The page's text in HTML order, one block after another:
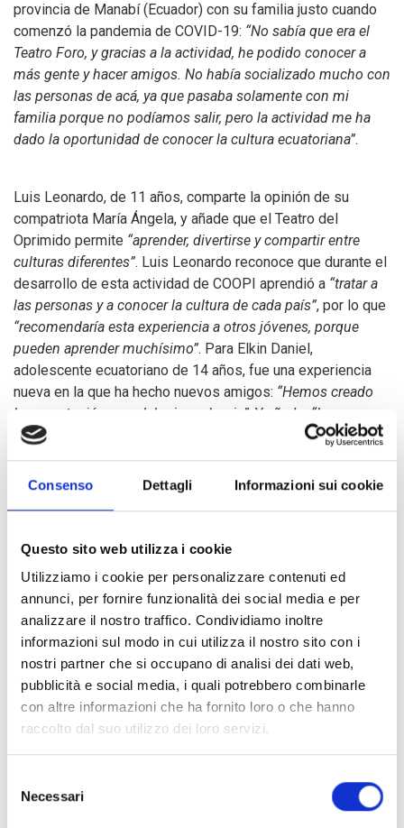
Consenso Dettagli Informazioni sui cookie
Questo sito web utilizza i cookie
Utilizziamo i cookie per personalizzare contenuti ed
annunci, per fornire funzionalità dei social media e per
analizzare il nostro traffico. Condividiamo inoltre
informazioni sul modo in cui utilizza il nostro sito con i
nostri partner che si occupano di analisi dei dati web,
pubblicità e social media, i quali potrebbero combinarle
con altre informazioni che ha fornito loro o che hanno
raccolto dal suo utilizzo dei loro servizi.
delNecessari
provincia de Manabí (Ecuador) con su familia justo cuando
comenzó la pandemia de COVID-19: “No sabía que era el
Teatro Foro, y gracias a la actividad, he podido conocer a
más gente y hacer amigos. No había socializado mucho con
las personas de acá, ya que pasaba solamente con mi
familia porque no podíamos salir, pero la actividad me ha
dado la oportunidad de conocer la cultura ecuatoriana”.
Luis Leonardo, de 11 años, comparte la opinión de su
compatriota María Ángela, y añade que el Teatro del
Oprimido permite “aprender, divertirse y compartir entre
culturas diferentes”. Luis Leonardo reconoce que durante el
desarrollo de esta actividad de COOPI aprendió a “tratar a
las personas y a conocer la cultura de cada país”, por lo que
“recomendaría esta experiencia a otros jóvenes, porque
pueden aprender muchísimo”. Para Elkin Daniel,
adolescente ecuatoriano de 14 años, fue una experiencia
nueva en la que ha hecho nuevos amigos: “Hemos creado
lazos entre jóvenes del mismo barrio”. Y añade: “Lo
recomendaría, ya que es divertido, y te enseñan ejercicios
físicos y mentales”.
El Teatro del Oprimido permite a las y los adolescentes
propias habilidades. En este sentido, el Teatro del Oprimido
facilita un espacio de reflexión e interacción entre niñas,
niños y adolescentes en movilidad humana y comunidades
de acogida con el objetivo de prevenir conductas de riesgo
mediante la promoción de un lugar de encuentro para los
adolescentes. Fernando Sinchiguano afirma: “Esta actividad
les permite estar lejos de conductas dañinas y xenófobas,
mejorando las relaciones en las comunidades de acogida y
dándoles voz”.
Esto se suma al hecho de que desde la pandemia de
COVID-19 las clases presenciales en Ecuador han estado